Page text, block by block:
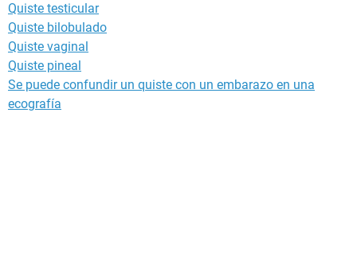
Quiste testicular
Quiste bilobulado
Quiste vaginal
Quiste pineal
Se puede confundir un quiste con un embarazo en una
ecografía